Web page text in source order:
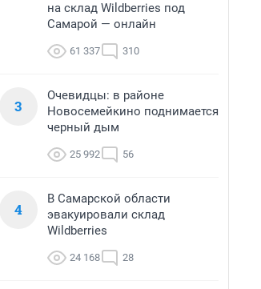
на склад Wildberries под
Самарой — онлайн
61 337 310
3
Очевидцы: в районе
Новосемейкино поднимается
черный дым
25 992 56
4
В Самарской области
эвакуировали склад
Wildberries
24 168 28